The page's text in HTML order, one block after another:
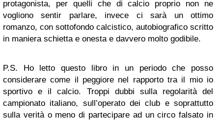
protagonista, per quelli che di calcio proprio non ne
vogliono sentir parlare, invece ci sarà un ottimo
romanzo, con sottofondo calcistico, autobiografico scritto
in maniera schietta e onesta e davvero molto godibile.
P.S. Ho letto questo libro in un periodo che posso
considerare come il peggiore nel rapporto tra il mio io
sportivo e il calcio. Troppi dubbi sulla regolarità del
campionato italiano, sull’operato dei club e soprattutto
sulla verità o meno di partecipare ad un circo falsato in